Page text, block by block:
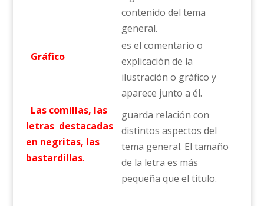
contenido del tema
general.
Gráfico
es el comentario o
explicación de la
ilustración o gráfico y
aparece junto a él.
Las comillas, las
letras destacadas
en negritas, las
bastardillas.
guarda relación con
distintos aspectos del
tema general. El tamaño
de la letra es más
pequeña que el título.